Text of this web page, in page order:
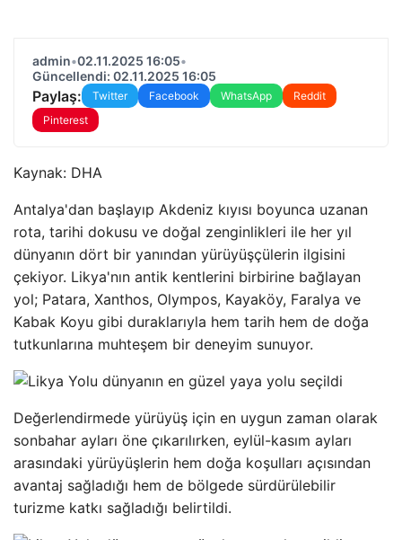
admin•02.11.2025 16:05•
Güncellendi: 02.11.2025 16:05
Paylaş: Twitter Facebook WhatsApp
Reddit
Pinterest
Kaynak: DHA
Antalya'dan başlayıp Akdeniz kıyısı boyunca uzanan
rota, tarihi dokusu ve doğal zenginlikleri ile her yıl
dünyanın dört bir yanından yürüyüşçülerin ilgisini
çekiyor. Likya'nın antik kentlerini birbirine bağlayan
yol; Patara, Xanthos, Olympos, Kayaköy, Faralya ve
Kabak Koyu gibi duraklarıyla hem tarih hem de doğa
tutkunlarına muhteşem bir deneyim sunuyor.
Değerlendirmede yürüyüş için en uygun zaman olarak
sonbahar ayları öne çıkarılırken, eylül-kasım ayları
arasındaki yürüyüşlerin hem doğa koşulları açısından
avantaj sağladığı hem de bölgede sürdürülebilir
turizme katkı sağladığı belirtildi.